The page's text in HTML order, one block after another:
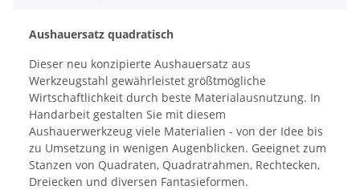
Aushauersatz quadratisch
Dieser neu konzipierte Aushauersatz aus
Werkzeugstahl gewährleistet größtmögliche
Wirtschaftlichkeit durch beste Materialausnutzung. In
Handarbeit gestalten Sie mit diesem
Aushauerwerkzeug viele Materialien - von der Idee bis
zu Umsetzung in wenigen Augenblicken. Geeignet zum
Stanzen von Quadraten, Quadratrahmen, Rechtecken,
Dreiecken und diversen Fantasieformen.